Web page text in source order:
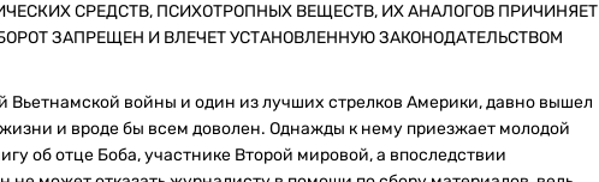
СРЕДСТВ, ПСИХОТРОПНЫХ ВЕЩЕСТВ, ИХ АНАЛОГОВ ПРИЧИНЯЕТ
ЗАПРЕЩЕН И ВЛЕЧЕТ УСТАНОВЛЕННУЮ ЗАКОНОДАТЕЛЬСТВОМ
Вьетнамской войны и один из лучших стрелков Америки, давно вышел
и вроде бы всем доволен. Однажды к нему приезжает молодой
об отце Боба, участнике Второй мировой, а впоследствии